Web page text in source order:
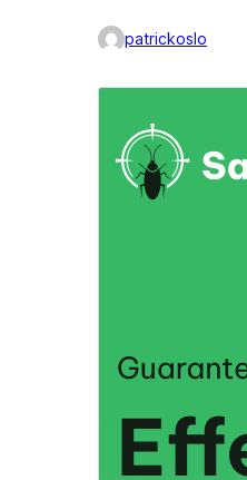
patrickoslo